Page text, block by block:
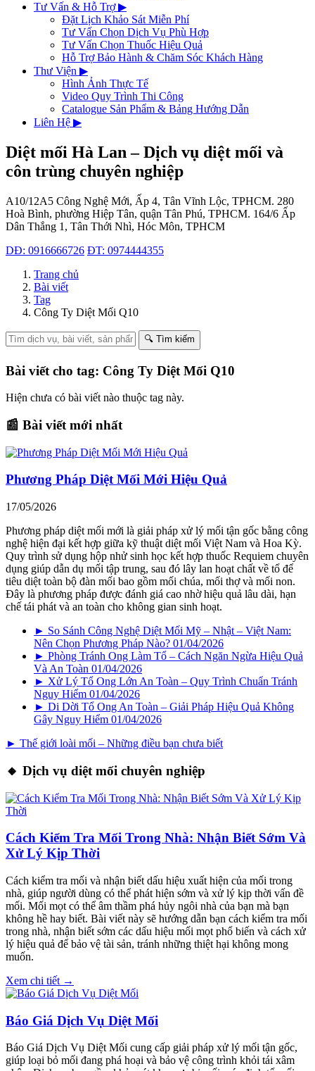
Tư Vấn & Hỗ Trợ▶
Đặt Lịch Khảo Sát Miễn Phí
Tư Vấn Chọn Dịch Vụ Phù Hợp
Tư Vấn Chọn Thuốc Hiệu Quả
Hỗ Trợ Bảo Hành & Chăm Sóc Khách Hàng
Thư Viện ▶
Hình Ảnh Thực Tế
Video Quy Trình Thi Công
Catalogue Sản Phẩm & Bảng Hướng Dẫn
Liên Hệ ▶
Diệt mối Hà Lan – Dịch vụ diệt mối và
côn trùng chuyên nghiệp
A10/12A5 Công Nghệ Mới, Ấp 4, Tân Vĩnh Lộc, TPHCM. 280
Hoà Bình, phường Hiệp Tân, quận Tân Phú, TPHCM. 164/6 Ấp
Dân Thắng 1, Tân Thới Nhì, Hóc Môn, TPHCM
DĐ: 0916666726 ĐT: 0974444355
Trang chủ
Bài viết
Tag
Công Ty Diệt Mối Q10
🔍 Tìm kiếm
Bài viết cho tag: Công Ty Diệt Mối Q10
Hiện chưa có bài viết nào thuộc tag này.
📰 Bài viết mới nhất
Phương Pháp Diệt Mối Mới Hiệu Quả
17/05/2026
Phương pháp diệt mối mới là giải pháp xử lý mối tận gốc bằng công
nghệ hiện đại kết hợp giữa kỹ thuật diệt mối Việt Nam và Hoa Kỳ.
Quy trình sử dụng hộp nhử sinh học kết hợp thuốc Requiem chuyên
dụng giúp dẫn dụ mối tập trung, sau đó lây lan hoạt chất về tổ để
tiêu diệt toàn bộ đàn mối bao gồm mối chúa, mối thợ và mối non.
Đây là phương pháp được đánh giá cao nhờ hiệu quả lâu dài, hạn
chế tái phát và an toàn cho không gian sinh hoạt.
► So Sánh Công Nghệ Diệt Mối Mỹ – Nhật – Việt Nam:
Nên Chọn Phương Pháp Nào? 01/04/2026
► Phòng Tránh Ong Làm Tổ – Cách Ngăn Ngừa Hiệu Quả
Và An Toàn 01/04/2026
► Xử Lý Tổ Ong Lớn An Toàn – Quy Trình Chuẩn Tránh
Nguy Hiểm 01/04/2026
► Di Dời Tổ Ong An Toàn – Giải Pháp Hiệu Quả Không
Gây Nguy Hiểm 01/04/2026
► Thế giới loài mối – Những điều bạn chưa biết
🔸 Dịch vụ diệt mối chuyên nghiệp
Cách Kiểm Tra Mối Trong Nhà: Nhận Biết Sớm Và
Xử Lý Kịp Thời
Cách kiểm tra mối và nhận biết dấu hiệu xuất hiện của mối trong
nhà, giúp người dùng có thể phát hiện sớm và xử lý kịp thời vấn đề
mối. Mối mọt có thể âm thầm phá hủy ngôi nhà của bạn mà bạn
không hề hay biết. Bài viết này sẽ hướng dẫn bạn cách kiểm tra mối
trong nhà, nhận biết sớm các dấu hiệu mối mọt phổ biến và cách xử
lý hiệu quả để bảo vệ tài sản, tránh những thiệt hại không mong
muốn.
Xem chi tiết →
Báo Giá Dịch Vụ Diệt Mối
Báo Giá Dịch Vụ Diệt Mối cung cấp giải pháp xử lý mối tận gốc,
giúp loại bỏ mối đang phá hoại và bảo vệ công trình khỏi tái xâm